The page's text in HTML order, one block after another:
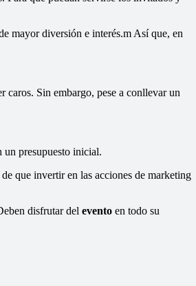
mayor diversión e interés.m Así que, en
caros. Sin embargo, pese a conllevar un
un presupuesto inicial.
que invertir en las acciones de marketing
disfrutar del evento en todo su